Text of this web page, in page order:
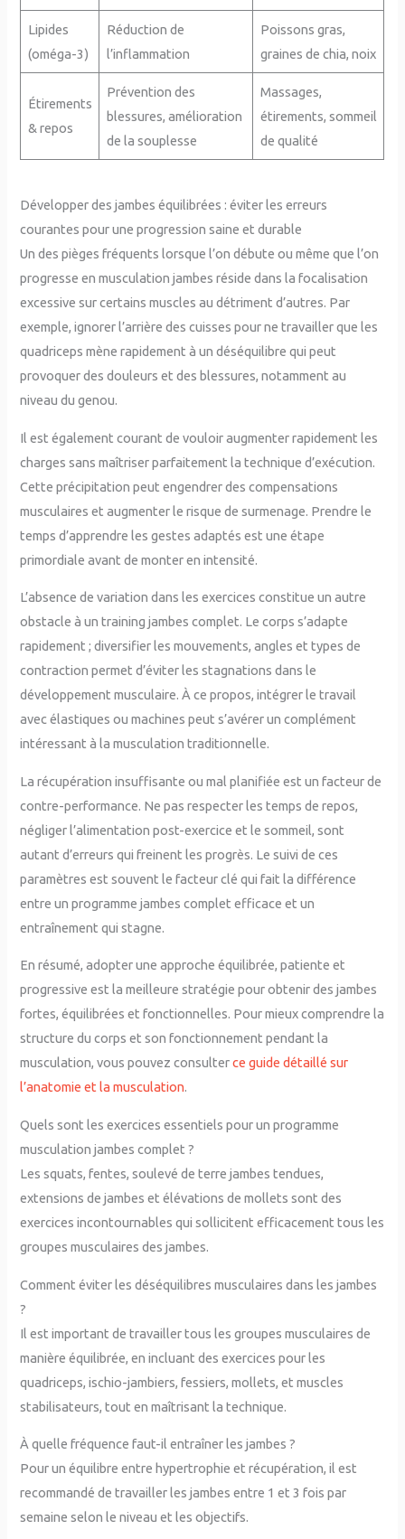
Lipides
(oméga-3)
Réduction de
l’inflammation
Poissons gras,
graines de chia, noix
Étirements
& repos
Prévention des
blessures, amélioration
de la souplesse
Massages,
étirements, sommeil
de qualité
Développer des jambes équilibrées : éviter les erreurs
courantes pour une progression saine et durable
Un des pièges fréquents lorsque l’on débute ou même que l’on
progresse en musculation jambes réside dans la focalisation
excessive sur certains muscles au détriment d’autres. Par
exemple, ignorer l’arrière des cuisses pour ne travailler que les
quadriceps mène rapidement à un déséquilibre qui peut
provoquer des douleurs et des blessures, notamment au
niveau du genou.
Il est également courant de vouloir augmenter rapidement les
charges sans maîtriser parfaitement la technique d’exécution.
Cette précipitation peut engendrer des compensations
musculaires et augmenter le risque de surmenage. Prendre le
temps d’apprendre les gestes adaptés est une étape
primordiale avant de monter en intensité.
L’absence de variation dans les exercices constitue un autre
obstacle à un training jambes complet. Le corps s’adapte
rapidement ; diversifier les mouvements, angles et types de
contraction permet d’éviter les stagnations dans le
développement musculaire. À ce propos, intégrer le travail
avec élastiques ou machines peut s’avérer un complément
intéressant à la musculation traditionnelle.
La récupération insuffisante ou mal planifiée est un facteur de
contre-performance. Ne pas respecter les temps de repos,
négliger l’alimentation post-exercice et le sommeil, sont
autant d’erreurs qui freinent les progrès. Le suivi de ces
paramètres est souvent le facteur clé qui fait la différence
entre un programme jambes complet efficace et un
entraînement qui stagne.
En résumé, adopter une approche équilibrée, patiente et
progressive est la meilleure stratégie pour obtenir des jambes
fortes, équilibrées et fonctionnelles. Pour mieux comprendre la
structure du corps et son fonctionnement pendant la
musculation, vous pouvez consulterce guide détaillé sur
l’anatomie et la musculation.
Quels sont les exercices essentiels pour un programme
musculation jambes complet ?
Les squats, fentes, soulevé de terre jambes tendues,
extensions de jambes et élévations de mollets sont des
exercices incontournables qui sollicitent efficacement tous les
groupes musculaires des jambes.
Comment éviter les déséquilibres musculaires dans les jambes
?
Il est important de travailler tous les groupes musculaires de
manière équilibrée, en incluant des exercices pour les
quadriceps, ischio-jambiers, fessiers, mollets, et muscles
stabilisateurs, tout en maîtrisant la technique.
À quelle fréquence faut-il entraîner les jambes ?
Pour un équilibre entre hypertrophie et récupération, il est
recommandé de travailler les jambes entre 1 et 3 fois par
semaine selon le niveau et les objectifs.